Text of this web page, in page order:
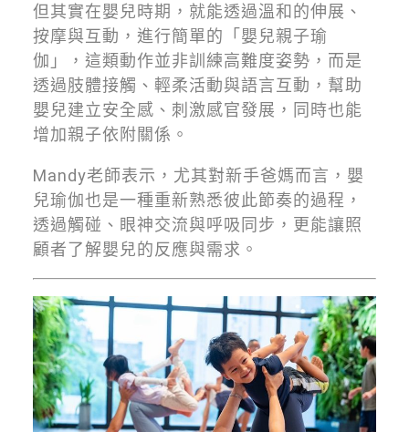
但其實在嬰兒時期，就能透過溫和的伸展、
按摩與互動，進行簡單的「嬰兒親子瑜
伽」，這類動作並非訓練高難度姿勢，而是
透過肢體接觸、輕柔活動與語言互動，幫助
嬰兒建立安全感、刺激感官發展，同時也能
增加親子依附關係。
Mandy老師表示，尤其對新手爸媽而言，嬰
兒瑜伽也是一種重新熟悉彼此節奏的過程，
透過觸碰、眼神交流與呼吸同步，更能讓照
顧者了解嬰兒的反應與需求。